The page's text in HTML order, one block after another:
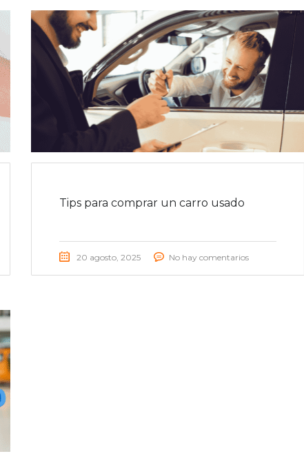
Tips para comprar un carro usado
20 agosto, 2025 No hay comentarios